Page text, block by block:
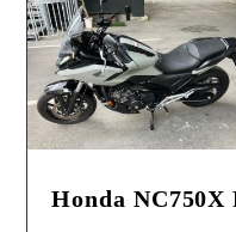
Honda NC750X